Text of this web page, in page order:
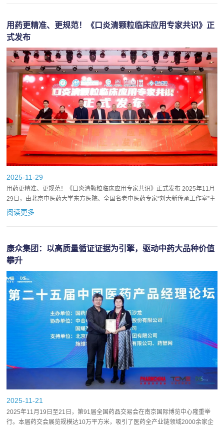
用药更精准、更规范！《口炎清颗粒临床应用专家共识》正
式发布
2025-11-29
用药更精准、更规范！《口炎清颗粒临床应用专家共识》正式发布 2025年11月
29日，由北京中医药大学东方医院、全国名老中医药专家“刘大新传承工作室”主
办，北京中医药大学东直门医院、中国病理生...
阅读更多
康众集团：以高质量循证证据为引擎，驱动中药大品种价值
攀升
2025-11-21
2025年11月19日至21日，第91届全国药品交易会在南京国际博览中心隆重举
行。本届药交会展览规模达10万平方米，吸引了医药全产业链领域2000余家企